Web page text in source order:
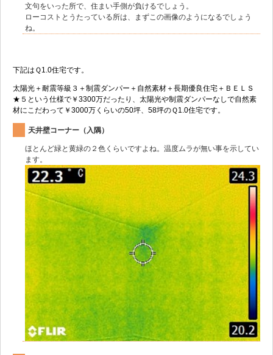
文句をいった所で、住まい手側が負けるでしょう。
ローコストとうたっている所は、まずこの画像のようになるでしょう
ね。
下記はＱ1.0住宅です。
太陽光＋耐震等級３＋制震ダンパー＋自然素材＋長期優良住宅＋ＢＥＬＳ
★５という仕様で￥3300万だったり、太陽光や制震ダンパーなしで自然素
材にこだわって￥3000万くらいの50坪、58坪のＱ1.0住宅です。
天井壁コーナー（入隅）
ほとんど緑と黄緑の２色くらいですよね。温度ムラが無い事を示してい
ます。